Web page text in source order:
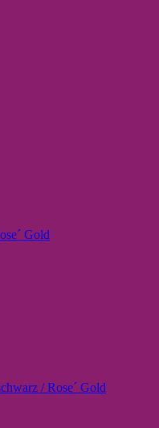
Gold
/ Rose´ Gold